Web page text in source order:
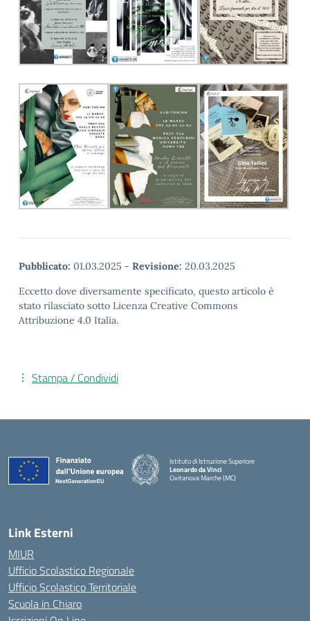
Pubblicato: 01.03.2025 - Revisione: 20.03.2025
Eccetto dove diversamente specificato, questo articolo è
stato rilasciato sotto Licenza Creative Commons
Attribuzione 4.0 Italia.
Stampa / Condividi
Istituto di Istruzione Superiore
Leonardo da Vinci
Civitanova Marche (MC)
Link Esterni
MIUR
Ufficio Scolastico Regionale
Ufficio Scolastico Territoriale
Scuola in Chiaro